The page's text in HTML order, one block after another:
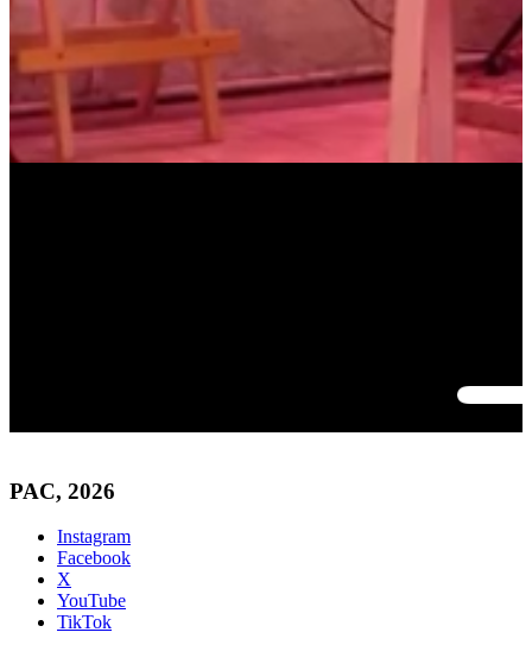
PAC, 2026
Instagram
Facebook
X
YouTube
TikTok